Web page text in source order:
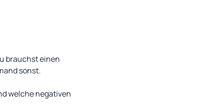
brauchst einen
sonst.
welche negativen